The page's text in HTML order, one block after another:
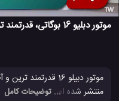
00:42
موتور دبلیو 16 بوگاتی، قدرتمند ترین انجین تا کنون
موتور دبیلو 16
منتشر شده است و امروزه خیلی
... توضیحات کامل